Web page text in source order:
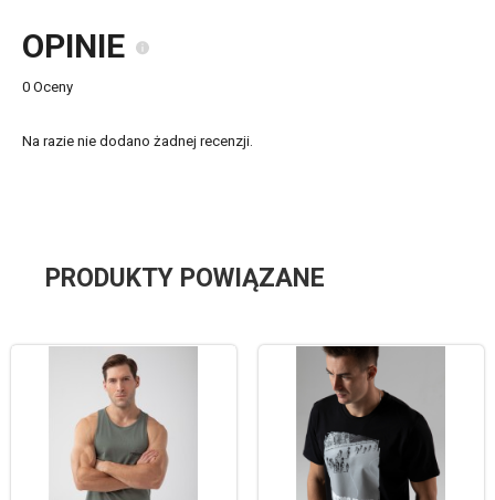
OPINIE
0 Oceny
Na razie nie dodano żadnej recenzji.
PRODUKTY POWIĄZANE